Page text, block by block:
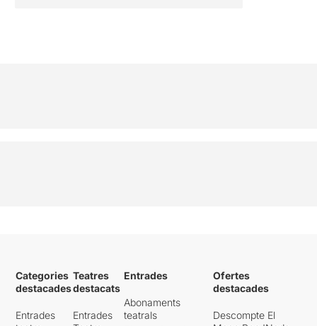
Categories
destacades
Entrades
Teatres
destacats
Entrades
Entrades
Abonaments
teatrals
Ofertes
destacades
Descompte El